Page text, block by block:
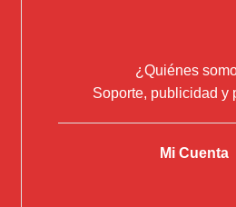
¿Quiénes
Soporte, publicidad y
Mi Cuenta